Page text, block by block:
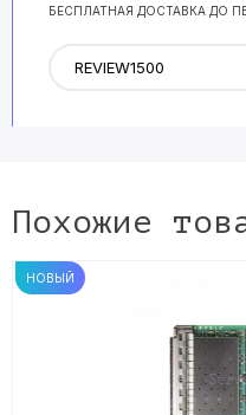
БЕСПЛАТНАЯ ДОСТАВКА ДО
Похожие
НОВЫЙ